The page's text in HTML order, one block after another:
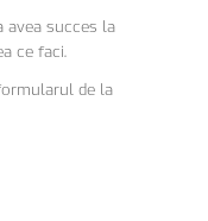
avea succes la
ce faci.
de la